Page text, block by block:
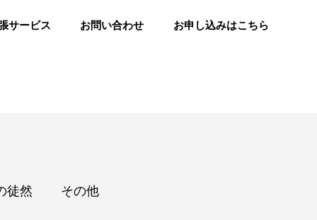
サービス お問い合わせ お申し込みはこちら
徒然 その他